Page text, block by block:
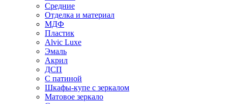
Средние
Отделка и материал
МДФ
Пластик
Alvic Luxe
Эмаль
Акрил
ДСП
С патиной
Шкафы-купе с зеркалом
Матовое зеркало